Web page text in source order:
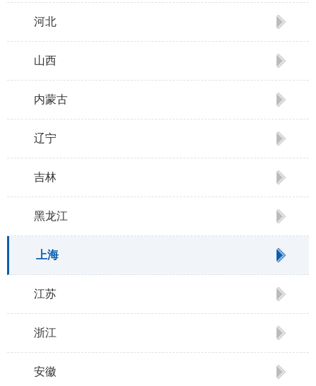
河北
山西
内蒙古
辽宁
吉林
黑龙江
上海
江苏
浙江
安徽